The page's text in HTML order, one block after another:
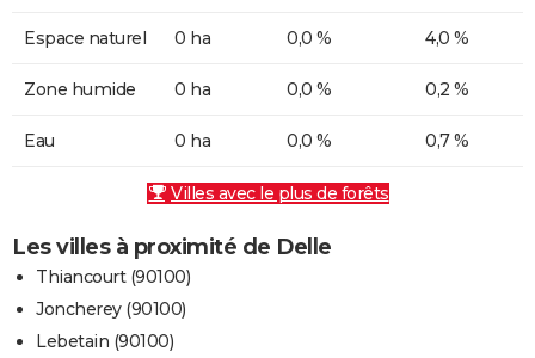
Espace naturel 0 ha 0,0 % 4,0 %
Zone humide 0 ha 0,0 % 0,2 %
Eau 0 ha 0,0 % 0,7 %
Villes avec le plus de forêts
Les villes à proximité de Delle
Thiancourt (90100)
Joncherey (90100)
Lebetain (90100)